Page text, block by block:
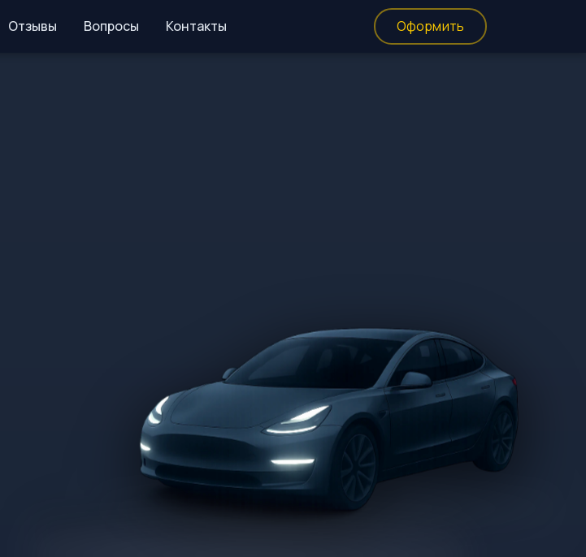
Отзывы Вопросы Контакты Оформить